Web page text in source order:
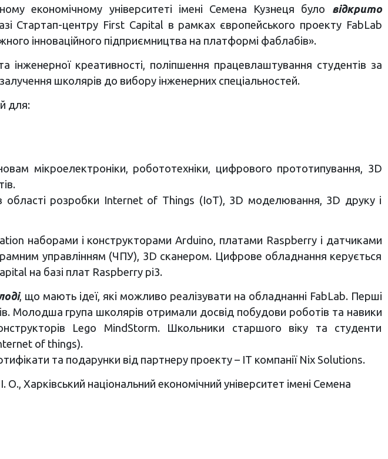
економічному університеті імені Семена Кузнеця було відкрито
Стартап-центру First Capital в рамках європейського проекту FabLab
інноваційного підприємництва на платформі фаблабів».
креативності, поліпшення працевлаштування студентів за
школярів до вибору інженерних спеціальностей.
для:
мікроелектроніки, робототехніки, цифрового прототипування, 3D
області розробки Internet of Things (IoТ), 3D моделювання, 3D друку і
наборами і конструкторами Arduino, платами Raspberry і датчиками
управлінням (ЧПУ), 3D сканером. Цифрове обладнання керується
на базі плат Raspberry pi3.
, що мають ідеї, які можливо реалізувати на обладнанні FabLab. Перші
Молодша група школярів отримали досвід побудови роботів та навики
Lego MindStorm. Школьники старшого віку та студенти
of things).
та подарунки від партнеру проекту – ІТ компанії Nix Solutions.
Харківський національний економічний університет імені Семена